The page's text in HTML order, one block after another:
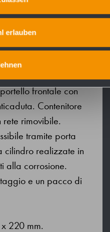
erlauben
di
apertura
della carta,
di carta.
frontale con
Contenitore
rete rimovibile.
tramite porta
cilindro realizzate in
alla corrosione.
e un pacco di
220 mm.